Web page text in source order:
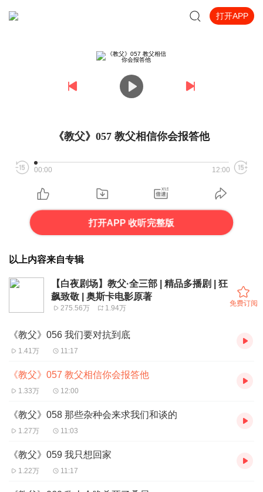
打开APP
《教父》057 教父相信你会报答他
00:00 12:00
打开APP 收听完整版
以上内容来自专辑
【白夜剧场】教父·全三部 | 精品多播剧 | 狂
飙致敬 | 奥斯卡电影原著
275.56万 1.94万
免费订阅
《教父》056 我们要对抗到底
1.41万 11:17
《教父》057 教父相信你会报答他
1.33万 12:00
《教父》058 那些杂种会来求我们和谈的
1.27万 11:03
《教父》059 我只想回家
1.22万 11:17